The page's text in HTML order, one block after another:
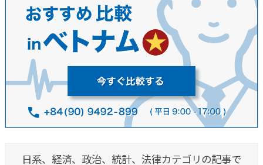
日系、経済、政治、統計、法律カテゴリの記事で